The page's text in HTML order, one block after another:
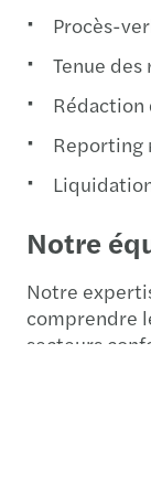
Procès-
Tenue des
Rédaction
Reporting
Notre
Notre
comprendre
secteurs